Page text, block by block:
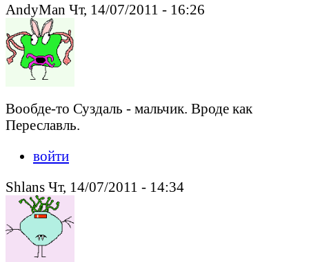
AndyMan Чт, 14/07/2011 - 16:26
Вообде-то Суздаль - мальчик. Вроде как
Переславль.
войти
Shlans Чт, 14/07/2011 - 14:34